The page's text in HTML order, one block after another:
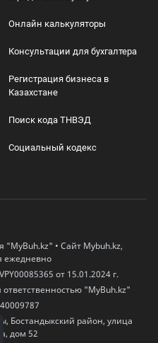
Онлайн калькуляторы
Консультации для бухгалтера
Регистрация бизнеса в
Казахстане
Поиск кода ТНВЭД
Социальный кодекс
"MyBuh.kz" • Сайт Mybuh.kz,
ежедневно
от 15.01.2024 г.
"MyBuh.kz"
Бостандыкский район, улица
дом 52